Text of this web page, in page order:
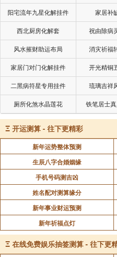
因为这时候，我感觉我什
心。这个喜悦的感觉让我觉得
以上种种感觉就是初
阳宅流年九星化解挂件 家居补
西北厨房化解套 祝由除病
风水摧财助运布局 消灾祈福
家居门对门化解挂件 开光精铜
二黑病符星专用挂件 琉璃吉祥
厕所化煞水晶莲花 铁笔居士
Ξ 开运测算 - 往下更精彩
新年运势整体预测
生辰八字合婚姻缘
手机号码测吉凶
姓名配对测算缘分
新年事业财运预测
新年祈福点灯
Ξ 在线免费娱乐抽签测算 - 往下更